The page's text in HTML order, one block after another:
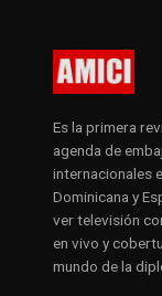
Es la primera
agenda de
internacionales
Dominicana y
ver televisión
en vivo y
mundo de la